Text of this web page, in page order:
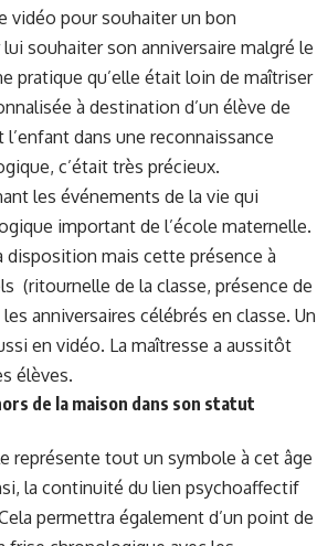
vidéo pour souhaiter un bon
souhaiter son anniversaire malgré le
pratique qu’elle était loin de maîtriser
à destination d’un élève de
dans une reconnaissance
c’était très précieux.
les événements de la vie qui
important de l’école maternelle.
disposition mais cette présence à
(ritournelle de la classe, présence de
anniversaires célébrés en classe. Un
en vidéo. La maîtresse a aussitôt
élèves.
de la maison dans son statut
représente tout un symbole à cet âge
la continuité du lien psychoaffectif
permettra également d’un point de